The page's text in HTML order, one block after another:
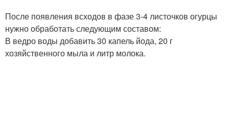
После появления всходов в фазе 3-4 листочков огурцы
нужно обработать следующим составом:
В ведро воды добавить 30 капель йода, 20 г
хозяйственного мыла и литр молока.